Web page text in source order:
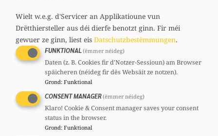
links
Wielt w.e.g. d'Servicer an Applikatioune vun
Drëtthiersteller aus déi dierfe benotzt ginn. Fir méi
gewuer ze ginn, liest eis Datschutzbestëmmungen.
FUNKTIONAL(ëmmer néideg)
Daten (z. B. Cookies fir d'Notzer-Sessioun) am Browser
späicheren (néideg fir dës Websäit ze notzen).
Grond: Funktional
CONSENT MANAGER(ëmmer néideg)
Klaro! Cookie & Consent manager saves your consent
status in the browser.
Grond: Funktional